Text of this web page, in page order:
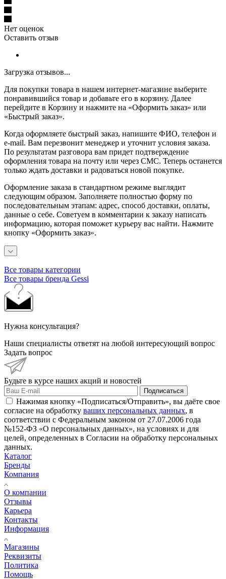
Нет оценок
Оставить отзыв
Загрузка отзывов...
Для покупки товара в нашем интернет-магазине выберите
понравившийся товар и добавьте его в корзину. Далее
перейдите в Корзину и нажмите на «Оформить заказ» или
«Быстрый заказ».
Когда оформляете быстрый заказ, напишите ФИО, телефон и
e-mail. Вам перезвонит менеджер и уточнит условия заказа.
По результатам разговора вам придет подтверждение
оформления товара на почту или через СМС. Теперь останется
только ждать доставки и радоваться новой покупке.
Оформление заказа в стандартном режиме выглядит
следующим образом. Заполняете полностью форму по
последовательным этапам: адрес, способ доставки, оплаты,
данные о себе. Советуем в комментарии к заказу написать
информацию, которая поможет курьеру вас найти. Нажмите
кнопку «Оформить заказ».
Все товары категории
Все товары бренда Gessi
Нужна консультация?
Наши специалисты ответят на любой интересующий вопрос
Задать вопрос
Будьте в курсе наших акций и новостей
Подписаться
Нажимая кнопку «Подписаться/Отправить», вы даёте свое
согласие на обработку ваших персональных данных, в
соответствии с Федеральным законом от 27.07.2006 года
№152-ФЗ «О персональных данных», на условиях и для
целей, определенных в Согласии на обработку персональных
данных.
Каталог
Бренды
Компания
О компании
Отзывы
Карьера
Контакты
Информация
Магазины
Реквизиты
Политика
Помощь